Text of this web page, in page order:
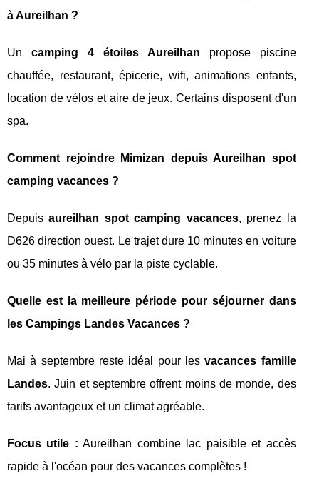
à Aureilhan ?
Un camping 4 étoiles Aureilhan propose piscine
chauffée, restaurant, épicerie, wifi, animations enfants,
location de vélos et aire de jeux. Certains disposent d'un
spa.
Comment rejoindre Mimizan depuis Aureilhan spot
camping vacances ?
Depuisaureilhan spot camping vacances, prenez la
D626 direction ouest. Le trajet dure 10 minutes en voiture
ou 35 minutes à vélo par la piste cyclable.
Quelle est la meilleure période pour séjourner dans
les Campings Landes Vacances ?
Mai à septembre reste idéal pour lesvacances famille
Landes. Juin et septembre offrent moins de monde, des
tarifs avantageux et un climat agréable.
Focus utile : Aureilhan combine lac paisible et accès
rapide à l'océan pour des vacances complètes !